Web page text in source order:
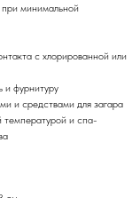
минимальной
с хлорированной или
и фурнитуру
и средствами для загара
температурой и спа-